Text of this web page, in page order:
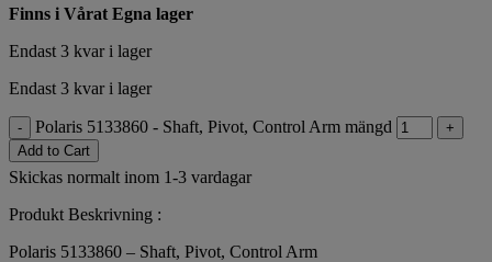
Finns i Vårat Egna lager
Endast 3 kvar i lager
Endast 3 kvar i lager
- Polaris 5133860 - Shaft, Pivot, Control Arm mängd
+
Add to Cart
Skickas normalt inom 1-3 vardagar
Produkt Beskrivning :
Polaris 5133860 – Shaft, Pivot, Control Arm